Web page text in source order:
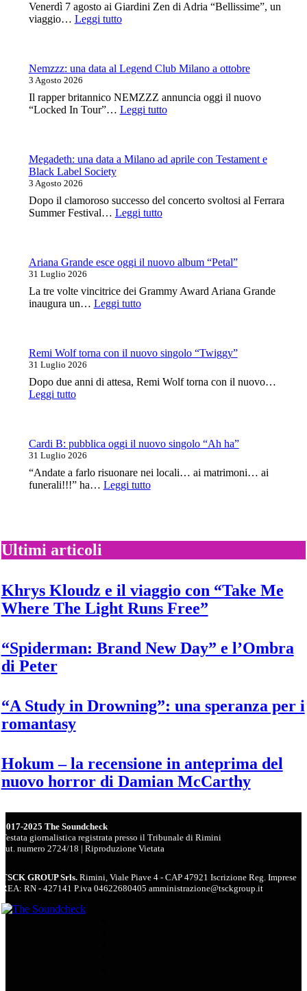
Venerdì 7 agosto ai Giardini Zen di Adria “Bellissime”, un
viaggio… Leggi tutto:
Giardini:
canta
le
grandi
canzone
italiana
Nemzzz: una data al Legend Club Milano a ottobre
3 Agosto 2026
Il rapper britannico NEMZZZ annuncia oggi il nuovo
“Locked In Tour”… Leggi tutto:
al
a
Megadeth: una data a Milano ad aprile con Testament e
Black Label Society
3 Agosto 2026
Dopo il clamoroso successo del concerto svoltosi al Ferrara
Summer Festival… Leggi tutto:
a
aprile
Black
Label
Ariana Grande esce oggi il nuovo album “Petal”
31 Luglio 2026
La tre volte vincitrice dei Grammy Award Ariana Grande
inaugura un… Leggi tutto:
oggi
nuovo
album
Remi Wolf torna con il nuovo singolo “Twiggy”
31 Luglio 2026
Dopo due anni di attesa, Remi Wolf torna con il nuovo…
Leggi tutto:
con
il
nuovo
singolo
“Twiggy”
Cardi B: pubblica oggi il nuovo singolo “Ah ha”
31 Luglio 2026
“Andate a farlo risuonare nei locali… ai matrimoni… ai
funerali!!!” ha… Leggi tutto:
nuovo
ha”
Ultimi articoli
Khrys Kloudz e il viaggio con “Take Me
Where The Light Runs Free”
“Spiderman: Brand New Day” e l’Ombra
di Peter
“A Study in Drowning”: una speranza per i
romantasy
Hokum – la recensione in anteprima del
nuovo horror di Damian McCarthy
2017-2025 The Soundcheck
Testata giornalistica registrata presso il Tribunale di Rimini
aut. numero 2724/18 | Riproduzione Vietata
TSCK GROUP Srls.Rimini, Viale Piave 4 - CAP 47921 Iscrizione Reg. Imprese
REA: RN - 427141 P.iva 04622680405 amministrazione@tsckgroup.it